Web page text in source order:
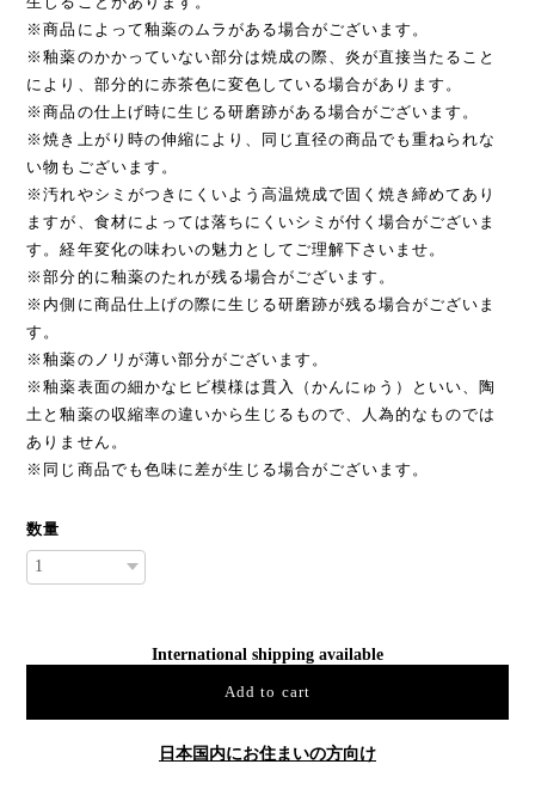
※商品によって釉薬のムラがある場合がございます。
※釉薬のかかっていない部分は焼成の際、炎が直接当たること
により、部分的に赤茶色に変色している場合があります。
※商品の仕上げ時に生じる研磨跡がある場合がございます。
※焼き上がり時の伸縮により、同じ直径の商品でも重ねられな
い物もございます。
※汚れやシミがつきにくいよう高温焼成で固く焼き締めてあり
ますが、食材によっては落ちにくいシミが付く場合がございま
す。経年変化の味わいの魅力としてご理解下さいませ。
※部分的に釉薬のたれが残る場合がございます。
※内側に商品仕上げの際に生じる研磨跡が残る場合がございま
す。
※釉薬のノリが薄い部分がございます。
※釉薬表面の細かなヒビ模様は貫入（かんにゅう）といい、陶
土と釉薬の収縮率の違いから生じるもので、人為的なものでは
ありません。
※同じ商品でも色味に差が生じる場合がございます。
数量
International shipping available
Add to cart
日本国内にお住まいの方向け